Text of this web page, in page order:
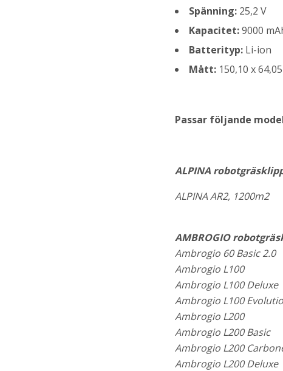
Spänning: 25,2 V
Kapacitet:9000
Batterityp: Li-ion
Mått: 150,10 x
Passar följande
ALPINA
ALPINA AR2, 1200m2
AMBROGIO
Ambrogio 60 Basic 2.0
Ambrogio L100
Ambrogio L100 Deluxe
Ambrogio L100
Ambrogio L200
Ambrogio L200 Basic
Ambrogio L200
Ambrogio L200 Deluxe